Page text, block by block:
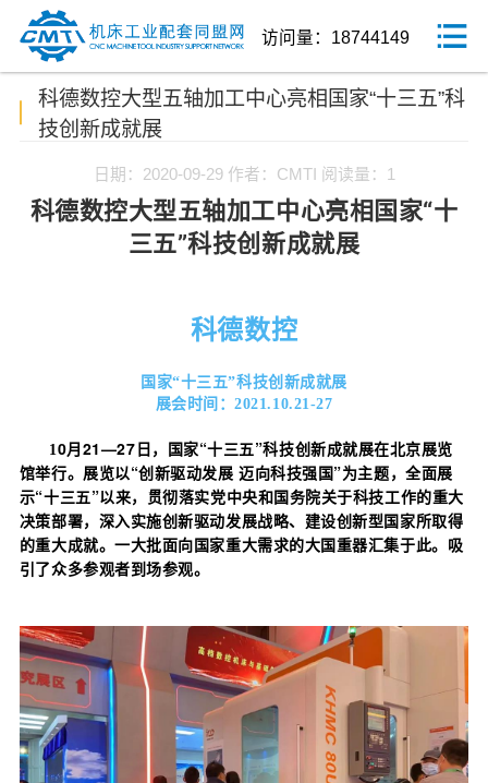
访问量：18744149
科德数控大型五轴加工中心亮相国家“十三五”科
技创新成就展
日期：2020-09-29 作者：CMTI 阅读量：1
科德数控大型五轴加工中心亮相国家“十
三五”科技创新成就展
科德数控
国家“十三五”科技创新成就展
展会时间：2021.10.21-27
1 0月21—27日，国家“十三五”科技创新成就展在北京展览
馆举行。展览以“创新驱动发展 迈向科技强国”为主题，全面展
示“十三五”以来，贯彻落实党中央和国务院关于科技工作的重大
决策部署，深入实施创新驱动发展战略、建设创新型国家所取得
的重大成就。一大批面向国家重大需求的大国重器汇集于此。吸
引了众多参观者到场参观。